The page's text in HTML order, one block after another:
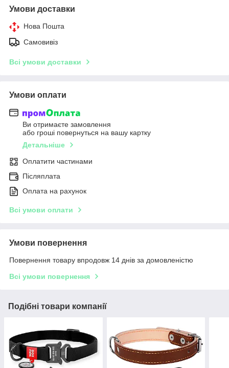
Умови доставки
Нова Пошта
Самовивіз
Всі умови доставки
Умови оплати
Ви отримаєте замовлення
або гроші повернуться на вашу картку
Детальніше
Оплатити частинами
Післяплата
Оплата на рахунок
Всі умови оплати
Умови повернення
Повернення товару впродовж 14 днів за домовленістю
Всі умови повернення
Подібні товари компанії